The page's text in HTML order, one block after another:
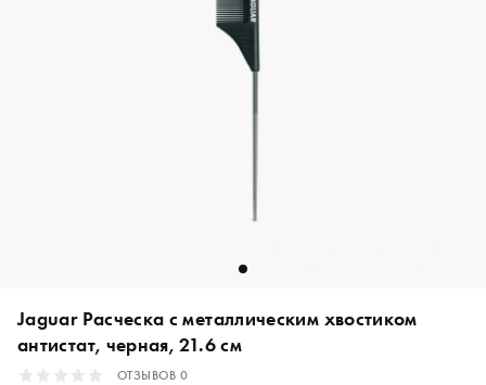
Jaguar Расческа с металлическим хвостиком
антистат, черная, 21.6 см
ОТЗЫВОВ 0